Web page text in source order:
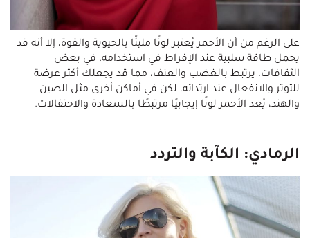
على الرغم من أن الأحمر يُعتبر لونًا مليئًا بالحيوية والقوة، إلا أنه قد
يحمل طاقة سلبية عند الإفراط في استخدامه. في بعض
الثقافات، يرتبط بالغضب والعنف، مما قد يجعلك أكثر عرضة
للتوتر والانفعال عند ارتدائه. لكن في أماكن أخرى مثل الصين
والهند، يُعد الأحمر لونًا إيجابيًا مرتبطًا بالسعادة والاحتفالات.
الرمادي: الكآبة والتردد